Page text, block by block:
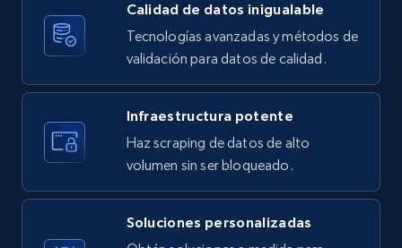
X (formerly Twitter) - Posts - Collecting
posted, Photos, URL, Quoted post, and more.
1.2K+ Prueba gratuita
Calidad de datos inigualable
Tecnologías avanzadas y métodos de
validación para datos de calidad.
Infraestructura potente
Haz scraping de datos de alto
volumen sin ser bloqueado.
Soluciones personalizadas